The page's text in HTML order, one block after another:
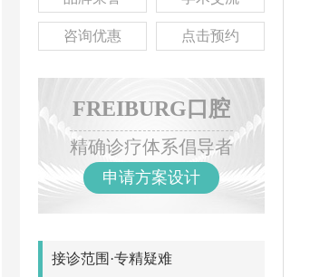
咨询优惠 点击预约
FREIBURG口腔
精确诊疗体系倡导者
申请方案设计
接诊范围·专精疑难